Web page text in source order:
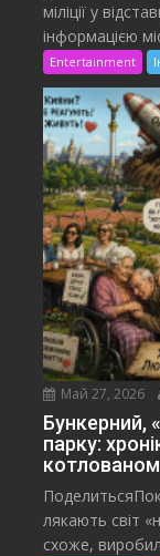
міліції у
інформацією
Entertainment
Май 27, 2026
Бункерний,
парку:
лякають світ
схоже,